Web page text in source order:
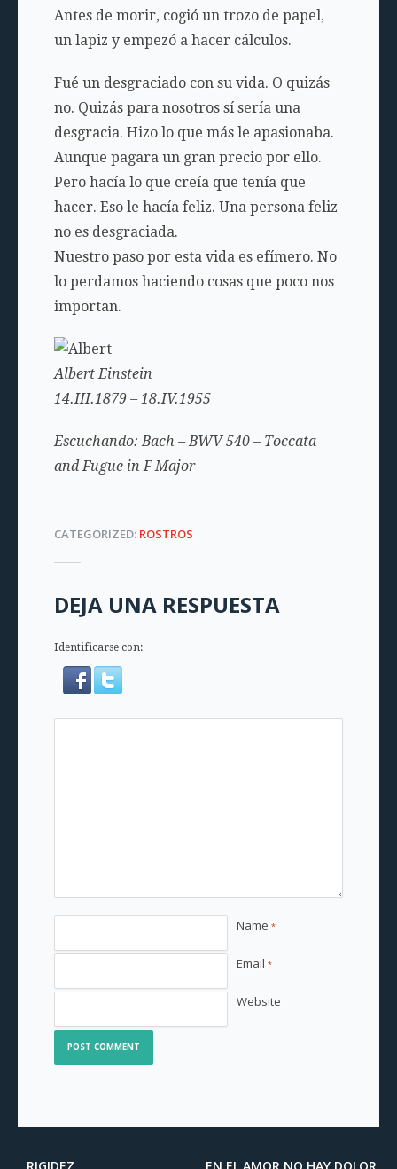
Antes de morir, cogió un trozo de papel,
un lapiz y empezó a hacer cálculos.
Fué un desgraciado con su vida. O quizás
no. Quizás para nosotros sí sería una
desgracia. Hizo lo que más le apasionaba.
Aunque pagara un gran precio por ello.
Pero hacía lo que creía que tenía que
hacer. Eso le hacía feliz. Una persona feliz
no es desgraciada.
Nuestro paso por esta vida es efímero. No
lo perdamos haciendo cosas que poco nos
importan.
Albert Einstein
14.III.1879 – 18.IV.1955
Escuchando: Bach – BWV 540 – Toccata
and Fugue in F Major
CATEGORIZED: ROSTROS
DEJA UNA RESPUESTA
Identificarse con:
Name *
Email *
Website